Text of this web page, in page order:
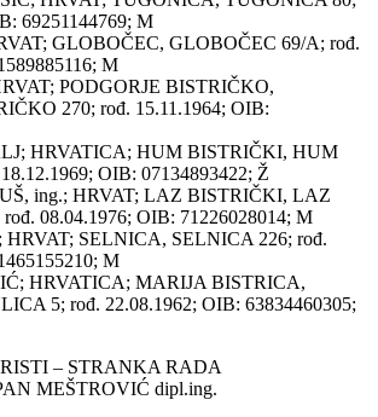
69251144769; M
GLOBOČEC, GLOBOČEC 69/A; rođ.
M
PODGORJE BISTRIČKO,
270; rođ. 15.11.1964; OIB:
HRVATICA; HUM BISTRIČKI, HUM
OIB: 07134893422; Ž
ing.; HRVAT; LAZ BISTRIČKI, LAZ
08.04.1976; OIB: 71226028014; M
HRVAT; SELNICA, SELNICA 226; rođ.
M
HRVATICA; MARIJA BISTRICA,
5; rođ. 22.08.1962; OIB: 63834460305;
– STRANKA RADA
MEŠTROVIĆ dipl.ing.